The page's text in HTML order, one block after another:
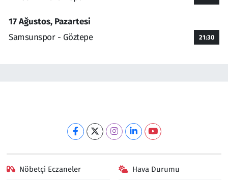
17 Ağustos, Pazartesi
Samsunspor - Göztepe
21:30
Nöbetçi Eczaneler Hava Durumu